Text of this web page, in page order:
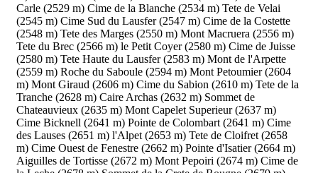
Carle (2529 m) Cime de la Blanche (2534 m) Tete de Velai
(2545 m) Cime Sud du Lausfer (2547 m) Cime de la Costette
(2548 m) Tete des Marges (2550 m) Mont Macruera (2556 m)
Tete du Brec (2566 m) le Petit Coyer (2580 m) Cime de Juisse
(2580 m) Tete Haute du Lausfer (2583 m) Mont de l'Arpette
(2559 m) Roche du Saboule (2594 m) Mont Petoumier (2604
m) Mont Giraud (2606 m) Cime du Sabion (2610 m) Tete de la
Tranche (2628 m) Caire Archas (2632 m) Sommet de
Chateauvieux (2635 m) Mont Capelet Superieur (2637 m)
Cime Bicknell (2641 m) Pointe de Colombart (2641 m) Cime
des Lauses (2651 m) l'Alpet (2653 m) Tete de Cloifret (2658
m) Cime Ouest de Fenestre (2662 m) Pointe d'Isatier (2664 m)
Aiguilles de Tortisse (2672 m) Mont Pepoiri (2674 m) Cime de